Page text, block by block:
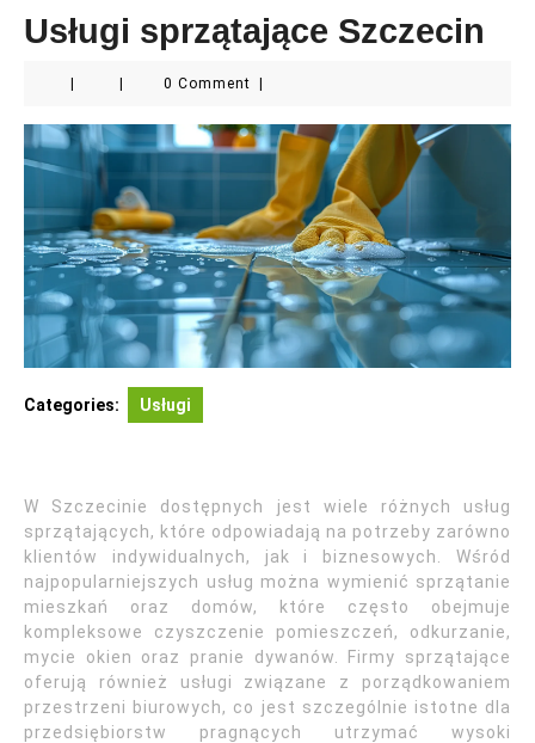
Usługi sprzątające Szczecin
0 Comment
Categories: Usługi
W Szczecinie dostępnych jest wiele różnych usług
sprzątających, które odpowiadają na potrzeby zarówno
klientów indywidualnych, jak i biznesowych. Wśród
najpopularniejszych usług można wymienić sprzątanie
mieszkań oraz domów, które często obejmuje
kompleksowe czyszczenie pomieszczeń, odkurzanie,
mycie okien oraz pranie dywanów. Firmy sprzątające
oferują również usługi związane z porządkowaniem
przestrzeni biurowych, co jest szczególnie istotne dla
przedsiębiorstw pragnących utrzymać wysoki